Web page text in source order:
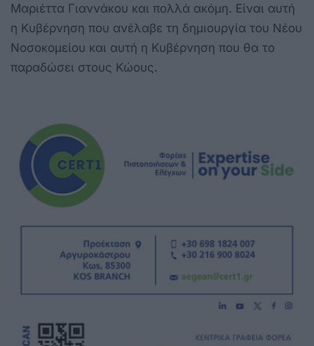
Μαριέττα Γιαννάκου και πολλά ακόμη. Είναι αυτή
η Κυβέρνηση που ανέλαβε τη δημιουργία του Νέου
Νοσοκομείου και αυτή η Κυβέρνηση που θα το
παραδώσει στους Κώους.